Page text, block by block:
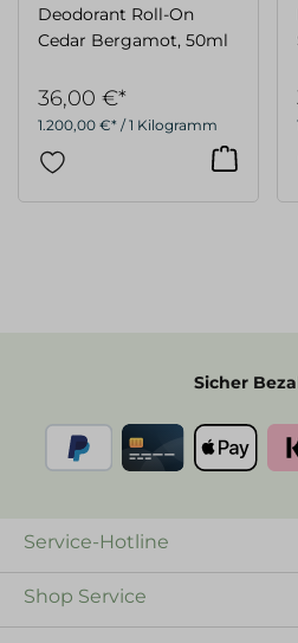
Deodorant Roll-On
Cedar Bergamot, 50ml
1.200,00 €* / 1 Kilogramm
36,00 €*
Sicher
Service-Hotline
Shop Service